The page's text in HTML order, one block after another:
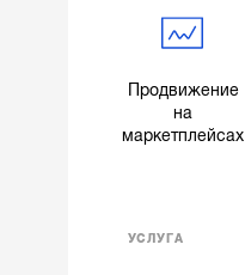
Продвижение
на
маркетплейсах
УСЛУГА